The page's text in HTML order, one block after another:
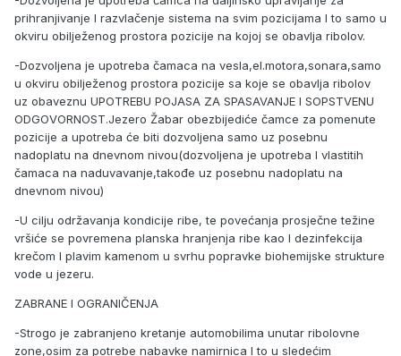
prihranjivanje I razvlačenje sistema na svim pozicijama I to samo u
okviru obilježenog prostora pozicije na kojoj se obavlja ribolov.
-Dozvoljena je upotreba čamaca na vesla,el.motora,sonara,samo
u okviru obilježenog prostora pozicije sa koje se obavlja ribolov
uz obaveznu UPOTREBU POJASA ZA SPASAVANJE I SOPSTVENU
ODGOVORNOST.Jezero Žabar obezbijediće čamce za pomenute
pozicije a upotreba će biti dozvoljena samo uz posebnu
nadoplatu na dnevnom nivou(dozvoljena je upotreba I vlastitih
čamaca na naduvavanje,takođe uz posebnu nadoplatu na
dnevnom nivou)
-U cilju održavanja kondicije ribe, te povećanja prosječne težine
vršiće se povremena planska hranjenja ribe kao I dezinfekcija
krečom I plavim kamenom u svrhu popravke biohemijske strukture
vode u jezeru.
ZABRANE I OGRANIČENJA
-Strogo je zabranjeno kretanje automobilima unutar ribolovne
zone,osim za potrebe nabavke namirnica I to u sledećim